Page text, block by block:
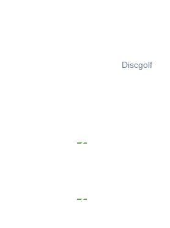
Discgolf